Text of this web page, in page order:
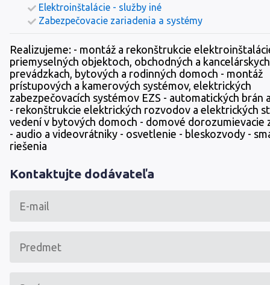
Elektroinštalácie - služby iné
Zabezpečovacie zariadenia a systémy
Realizujeme: - montáž a rekonštrukcie
priemyselných objektoch, obchodných a kancelárskych
prevádzkach, bytových a rodinných domoch - montáž
prístupových a kamerových systémov, elektrických
zabezpečovacích systémov EZS - automatických brán
- rekonštrukcie elektrických rozvodov a elektrických
vedení v bytových domoch - domové dorozumievacie
- audio a videovrátniky - osvetlenie - bleskozvody -
riešenia
Kontaktujte dodávateľa